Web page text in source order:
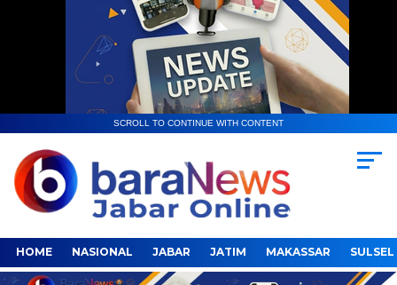
SCROLL TO CONTINUE WITH CONTENT
HOME NASIONAL JABAR JATIM MAKASSAR SULSEL